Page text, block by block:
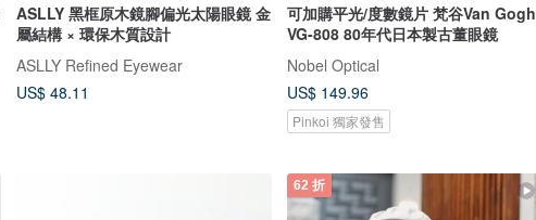
ASLLY 黑框原木鏡腳偏光太陽眼鏡 金
屬結構 × 環保木質設計
ASLLY Refined Eyewear
US$ 48.11
可加購平光/度數鏡片 梵谷Van Gogh
VG-808 80年代日本製古董眼鏡
Nobel Optical
US$ 149.96
Pinkoi 獨家發售
62 折